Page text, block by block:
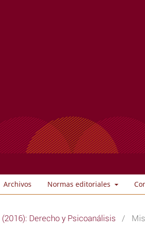
Archivos Normas editoriales
Derecho y Psicoanálisis /